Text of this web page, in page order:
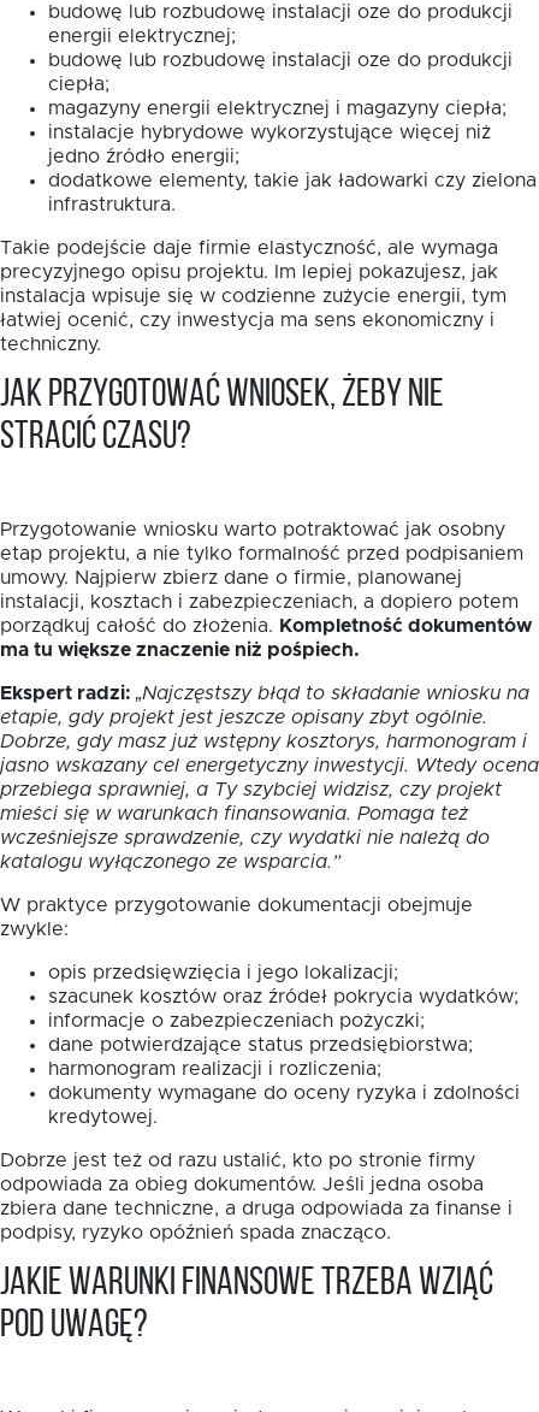
budowę lub rozbudowę instalacji oze do produkcji
energii elektrycznej;
budowę lub rozbudowę instalacji oze do produkcji
ciepła;
magazyny energii elektrycznej i magazyny ciepła;
instalacje hybrydowe wykorzystujące więcej niż
jedno źródło energii;
dodatkowe elementy, takie jak ładowarki czy zielona
infrastruktura.
Takie podejście daje firmie elastyczność, ale wymaga
precyzyjnego opisu projektu. Im lepiej pokazujesz, jak
instalacja wpisuje się w codzienne zużycie energii, tym
łatwiej ocenić, czy inwestycja ma sens ekonomiczny i
techniczny.
Jak przygotować wniosek, żeby nie
stracić czasu?
Przygotowanie wniosku warto potraktować jak osobny
etap projektu, a nie tylko formalność przed podpisaniem
umowy. Najpierw zbierz dane o firmie, planowanej
instalacji, kosztach i zabezpieczeniach, a dopiero potem
porządkuj całość do złożenia. Kompletność dokumentów
ma tu większe znaczenie niż pośpiech.
Ekspert radzi: „Najczęstszy błąd to składanie wniosku na
etapie, gdy projekt jest jeszcze opisany zbyt ogólnie.
Dobrze, gdy masz już wstępny kosztorys, harmonogram i
jasno wskazany cel energetyczny inwestycji. Wtedy ocena
przebiega sprawniej, a Ty szybciej widzisz, czy projekt
mieści się w warunkach finansowania. Pomaga też
wcześniejsze sprawdzenie, czy wydatki nie należą do
katalogu wyłączonego ze wsparcia.”
W praktyce przygotowanie dokumentacji obejmuje
zwykle:
opis przedsięwzięcia i jego lokalizacji;
szacunek kosztów oraz źródeł pokrycia wydatków;
informacje o zabezpieczeniach pożyczki;
dane potwierdzające status przedsiębiorstwa;
harmonogram realizacji i rozliczenia;
dokumenty wymagane do oceny ryzyka i zdolności
kredytowej.
Dobrze jest też od razu ustalić, kto po stronie firmy
odpowiada za obieg dokumentów. Jeśli jedna osoba
zbiera dane techniczne, a druga odpowiada za finanse i
podpisy, ryzyko opóźnień spada znacząco.
Jakie warunki finansowe trzeba wziąć
pod uwagę?